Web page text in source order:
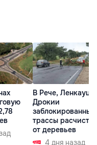
В Рече,
Дрокии
заблокированные
трассы
от деревьев
4 дня назад